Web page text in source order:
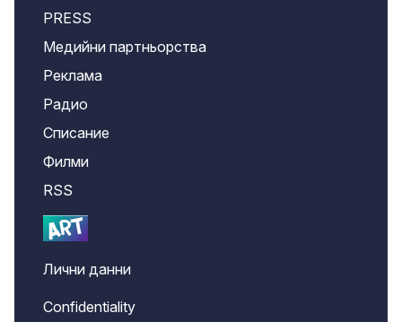
PRESS
Медийни партньорства
Реклама
Радио
Списание
Филми
RSS
Лични данни
Confidentiality